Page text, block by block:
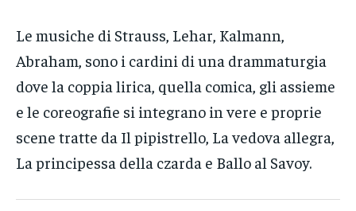
Le musiche di Strauss, Lehar, Kalmann,
Abraham, sono i cardini di una drammaturgia
dove la coppia lirica, quella comica, gli assieme
e le coreografie si integrano in vere e proprie
scene tratte da Il pipistrello, La vedova allegra,
La principessa della czarda e Ballo al Savoy.